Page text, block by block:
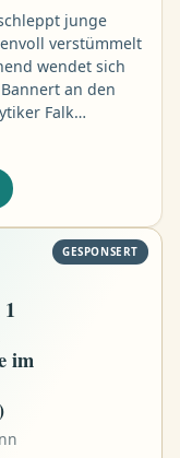
junge
verstümmelt
wendet sich
an den
Falk
ist.
die beiden
nach in die
Doch als sie
zu
zum
ein tödlicher
beginnt .. …
GESPONSERT
im